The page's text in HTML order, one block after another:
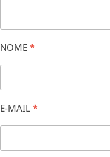
NOME *
E-MAIL *